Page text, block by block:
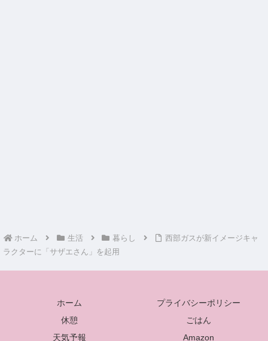
ホーム 生活 暮らし
西部ガスが新イメージキャ
ラクターに「サザエさん」を起用
ホーム
プライバシーポリシー
休憩
ごはん
天気予報
Amazon